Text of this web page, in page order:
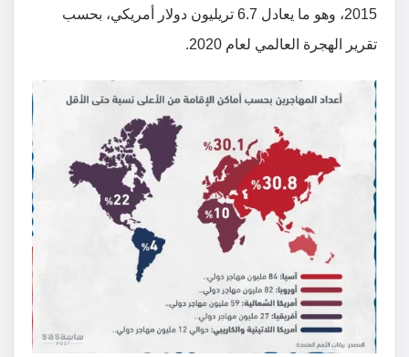
2015، وهو ما يعادل 6.7 تريليون دولار أمريكي، بحسب
تقرير الهجرة العالمي لعام 2020.